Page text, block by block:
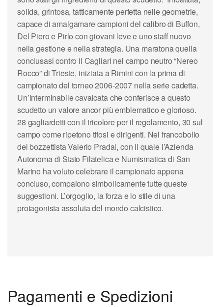
solida, grintosa, tatticamente perfetta nelle geometrie,
capace di amalgamare campioni del calibro di Buffon,
Del Piero e Pirlo con giovani leve e uno staff nuovo
nella gestione e nella strategia. Una maratona quella
conclusasi contro il Cagliari nel campo neutro “Nereo
Rocco” di Trieste, iniziata a Rimini con la prima di
campionato del torneo 2006-2007 nella serie cadetta.
Un’interminabile cavalcata che conferisce a questo
scudetto un valore ancor più emblematico e glorioso.
28 gagliardetti con il tricolore per il regolamento, 30 sul
campo come ripetono tifosi e dirigenti. Nel francobollo
del bozzettista Valerio Pradal, con il quale l’Azienda
Autonoma di Stato Filatelica e Numismatica di San
Marino ha voluto celebrare il campionato appena
concluso, compaiono simbolicamente tutte queste
suggestioni. L’orgoglio, la forza e lo stile di una
protagonista assoluta del mondo calcistico.
Pagamenti e Spedizioni